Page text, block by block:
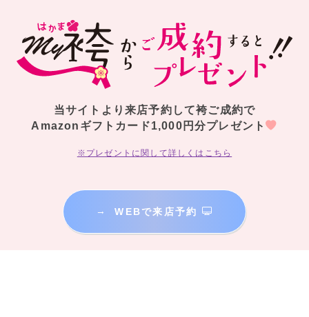
当サイトより来店予約して袴ご成約で
Amazonギフトカード1,000円分プレゼント
※プレゼントに関して詳しくはこちら
→ WEBで来店予約